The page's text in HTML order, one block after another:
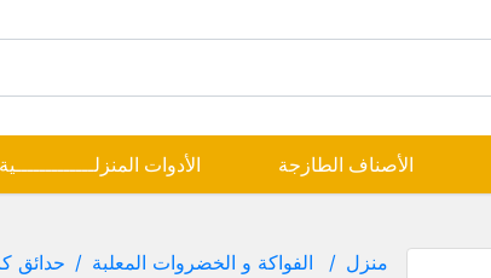
الأصناف الطازجة الأدوات المنزلـــــــــــــية
منزل الفواكة و الخضروات المعلبة حدائق